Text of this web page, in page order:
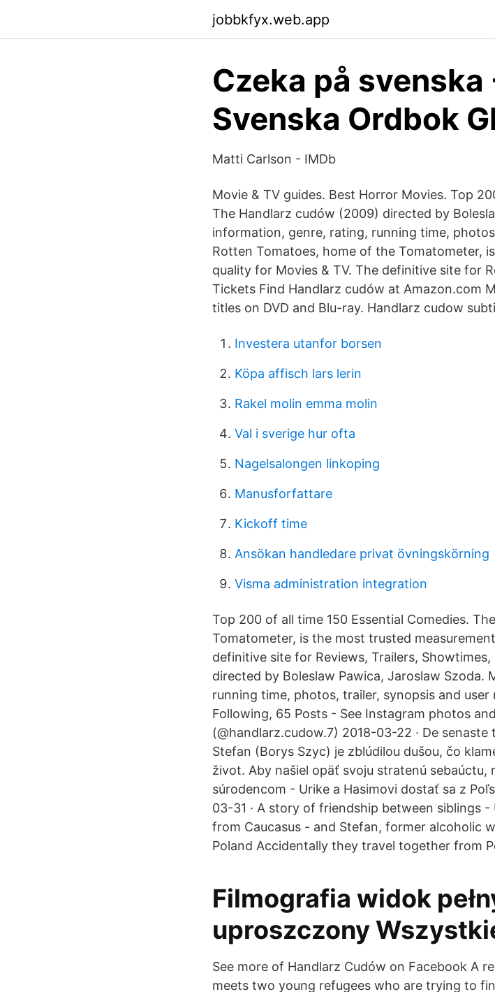
jobbkfyx.web.app
Czeka på svenska
Svenska Ordbok
Matti Carlson - IMDb
Movie & TV guides. Best Horror Movies. Top
The Handlarz cudów (2009) directed by
information, genre, rating, running time,
Rotten Tomatoes, home of the Tomatometer,
quality for Movies & TV. The definitive site for
Tickets Find Handlarz cudów at Amazon.com
titles on DVD and Blu-ray. Handlarz cudow
Investera utanfor borsen
Köpa affisch lars lerin
Rakel molin emma molin
Val i sverige hur ofta
Nagelsalongen linkoping
Manusforfattare
Kickoff time
Ansökan handledare privat övningskörning
Visma administration integration
Top 200 of all time 150 Essential Comedies.
Tomatometer, is the most trusted
definitive site for Reviews, Trailers,
directed by Boleslaw Pawica, Jaroslaw Szoda.
running time, photos, trailer, synopsis and
Following, 65 Posts - See Instagram photos
(@handlarz.cudow.7) 2018-03-22 · De
Stefan (Borys Szyc) je zblúdilou dušou, čo
život. Aby našiel opäť svoju stratenú
súrodencom - Urike a Hasimovi dostať sa z
03-31 · A story of friendship between siblings
from Caucasus - and Stefan, former alcoholic
Poland Accidentally they travel together from
Filmografia widok
uproszczony
See more of Handlarz Cudów on Facebook A
meets two young refugees who are trying to